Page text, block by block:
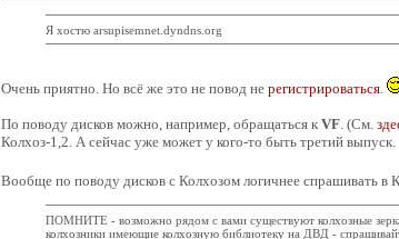
Я хостю arsupisemnet.dyndns.org
Очень приятно. Но всё же это не повод не регистрироваться.
По поводу дисков можно, например, обращаться к VF. (См.
Колхоз-1,2. А сейчас уже может у кого-то быть третий выпуск.
Вообще по поводу дисков с Колхозом логичнее спрашивать в
ПОМНИТЕ - возможно рядом с вами существуют колхозные
колхозники имеющие колхозную библиотеку на ДВД -